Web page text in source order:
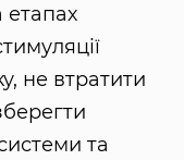
етапах
не втратити
та